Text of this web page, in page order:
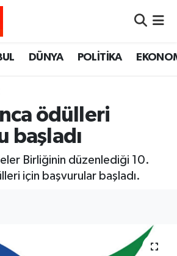
DÜNYA POLİTİKA
ödülleri
başladı
Birliğinin düzenlediği 10.
için başvurular başladı.
Durumu ve Fikstür